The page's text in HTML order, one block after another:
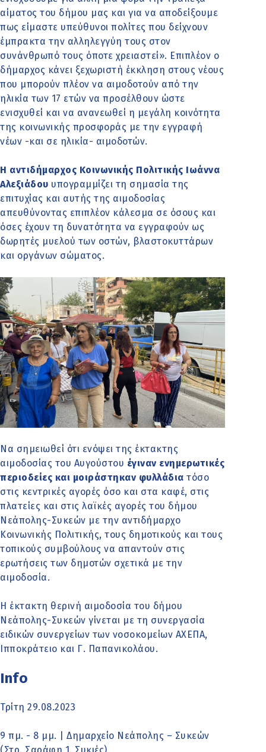
αίματος του δήμου μας και για να αποδείξουμε
πως είμαστε υπεύθυνοι πολίτες που δείχνουν
έμπρακτα την αλληλεγγύη τους στον
συνάνθρωπό τους όποτε χρειαστεί». Επιπλέον ο
δήμαρχος κάνει ξεχωριστή έκκληση στους νέους
που μπορούν πλέον να αιμοδοτούν από την
ηλικία των 17 ετών να προσέλθουν ώστε
ενισχυθεί και να ανανεωθεί η μεγάλη κοινότητα
της κοινωνικής προσφοράς με την εγγραφή
νέων -και σε ηλικία- αιμοδοτών.
Η αντιδήμαρχος Κοινωνικής Πολιτικής Ιωάννα
Αλεξιάδου υπογραμμίζει τη σημασία της
επιτυχίας και αυτής της αιμοδοσίας
απευθύνοντας επιπλέον κάλεσμα σε όσους και
όσες έχουν τη δυνατότητα να εγγραφούν ως
δωρητές μυελού των οστών, βλαστοκυττάρων
και οργάνων σώματος.
Να σημειωθεί ότι ενόψει της έκτακτης
αιμοδοσίας του Αυγούστου έγιναν ενημερωτικές
περιοδείες και μοιράστηκαν φυλλάδια τόσο
στις κεντρικές αγορές όσο και στα καφέ, στις
πλατείες και στις λαϊκές αγορές του δήμου
Νεάπολης-Συκεών με την αντιδήμαρχο
Κοινωνικής Πολιτικής, τους δημοτικούς και τους
τοπικούς συμβούλους να απαντούν στις
ερωτήσεις των δημοτών σχετικά με την
αιμοδοσία.
Η έκτακτη θερινή αιμοδοσία του δήμου
Νεάπολης-Συκεών γίνεται με τη συνεργασία
ειδικών συνεργείων των νοσοκομείων ΑΧΕΠΑ,
Ιπποκράτειο και Γ. Παπανικολάου.
Info
Τρίτη 29.08.2023
9 πμ. - 8 μμ. | Δημαρχείο Νεάπολης – Συκεών